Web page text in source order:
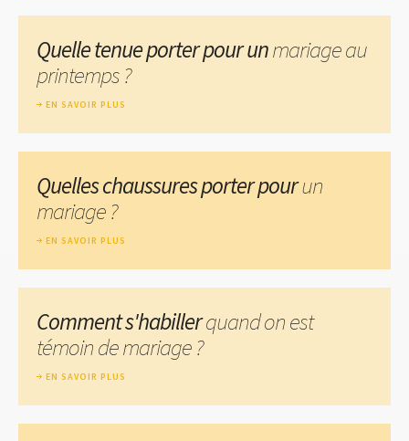
Quelle tenue porter pour unmariage au
printemps ?
EN SAVOIR PLUS
Quelles chaussures porter pourun
mariage ?
EN SAVOIR PLUS
Comment s'habillerquand on est
témoin de mariage ?
EN SAVOIR PLUS